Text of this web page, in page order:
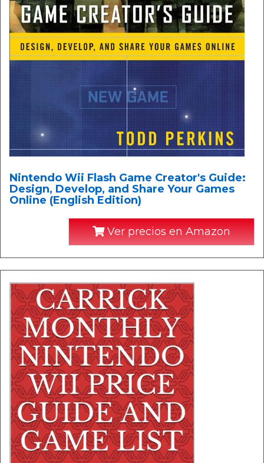
Nintendo Wii Flash Game Creator's Guide:
Design, Develop, and Share Your Games
Online (English Edition)
Ver precios en Amazon